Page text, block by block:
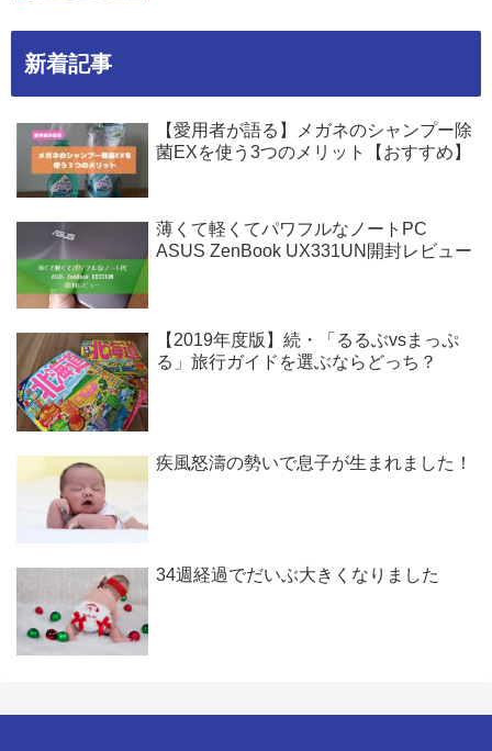
新着記事
【愛用者が語る】メガネのシャンプー除
菌EXを使う3つのメリット【おすすめ】
薄くて軽くてパワフルなノートPC
ASUS ZenBook UX331UN開封レビュー
【2019年度版】続・「るるぶvsまっぷ
る」旅行ガイドを選ぶならどっち？
疾風怒濤の勢いで息子が生まれました！
34週経過でだいぶ大きくなりました